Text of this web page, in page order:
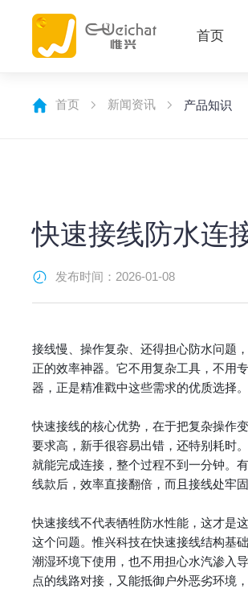
首页
首页 新闻资讯 产品知识
快速接线防水连
发布时间：2026-01-08
接线慢、操作复杂、还得担心防水问题
正的效率神器。它不用复杂工具，不用
器，正是精准戳中这些需求的优质选择。
快速接线的核心优势，在于把复杂操作
要求高，新手很容易出错，还特别耗时
就能完成连接，整个过程不到一分钟。
线款后，效率直接翻倍，而且接线处牢
快速接线不代表牺牲防水性能，这才是
这个问题。惟兴科技在快速接线结构基
潮湿环境下使用，也不用担心水汽渗入
点的线路对接，又能抵御户外恶劣环境